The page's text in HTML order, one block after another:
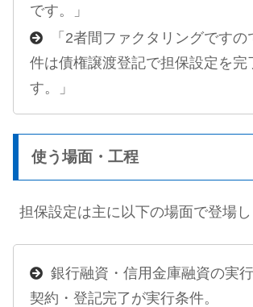
です。」
「2者間ファクタリングです
件は債権譲渡登記で担保設定を完
す。」
使う場面・工程
担保設定は主に以下の場面で登場し
銀行融資・信用金庫融資の実
契約・登記完了が実行条件。